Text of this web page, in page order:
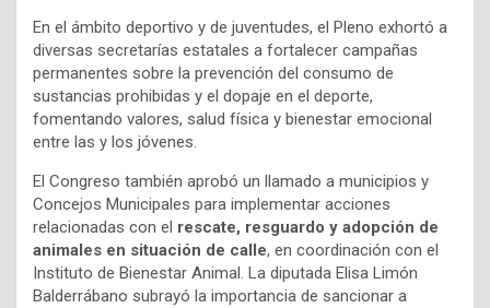
En el ámbito deportivo y de juventudes, el Pleno exhortó a
diversas secretarías estatales a fortalecer campañas
permanentes sobre la prevención del consumo de
sustancias prohibidas y el dopaje en el deporte,
fomentando valores, salud física y bienestar emocional
entre las y los jóvenes.
El Congreso también aprobó un llamado a municipios y
Concejos Municipales para implementar acciones
relacionadas con el rescate, resguardo y adopción de
animales en situación de calle, en coordinación con el
Instituto de Bienestar Animal. La diputada Elisa Limón
Balderrábano subrayó la importancia de sancionar a